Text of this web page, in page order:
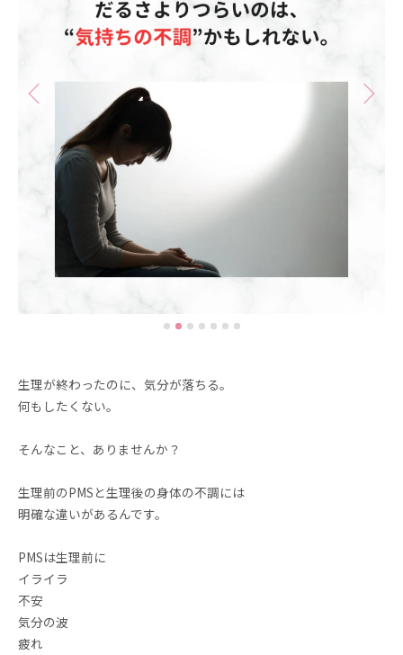
生理が終わったのに、気分が落ちる。
何もしたくない。
そんなこと、ありませんか？
生理前のPMSと生理後の身体の不調には
明確な違いがあるんです。
PMSは生理前に
イライラ
不安
気分の波
疲れ